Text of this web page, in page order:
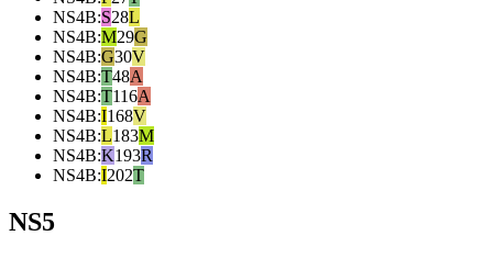
NS4B:S28L
NS4B:M29G
NS4B:G30V
NS4B:T48A
NS4B:T116A
NS4B:I168V
NS4B:L183M
NS4B:K193R
NS4B:I202T
NS5